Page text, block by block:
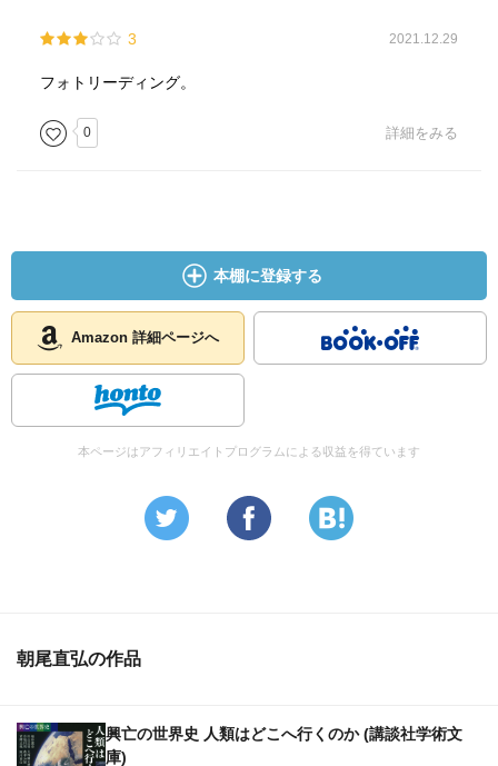
3 2021.12.29
フォトリーディング。
0 詳細をみる
本棚に登録する
Amazon 詳細ページへ
本ページはアフィリエイトプログラムによる収益を得ています
朝尾直弘の作品
興亡の世界史 人類はどこへ行くのか (講談社学術文
庫)